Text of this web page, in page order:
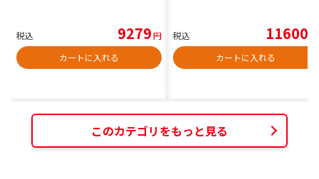
税込 9279円
カートに入れる
税込 11600
カートに入れる
このカテゴリをもっと見る